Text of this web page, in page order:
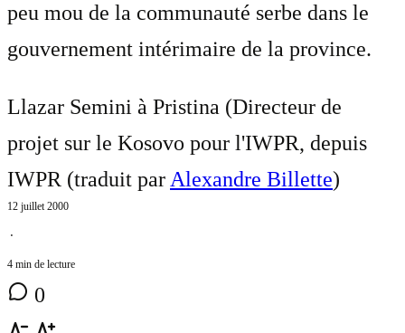
peu mou de la communauté serbe dans le
gouvernement intérimaire de la province.
Llazar Semini à Pristina (Directeur de
projet sur le Kosovo pour l'IWPR, depuis
IWPR (traduit parAlexandre Billette)
12 juillet 2000
⋅
4 min de lecture
0